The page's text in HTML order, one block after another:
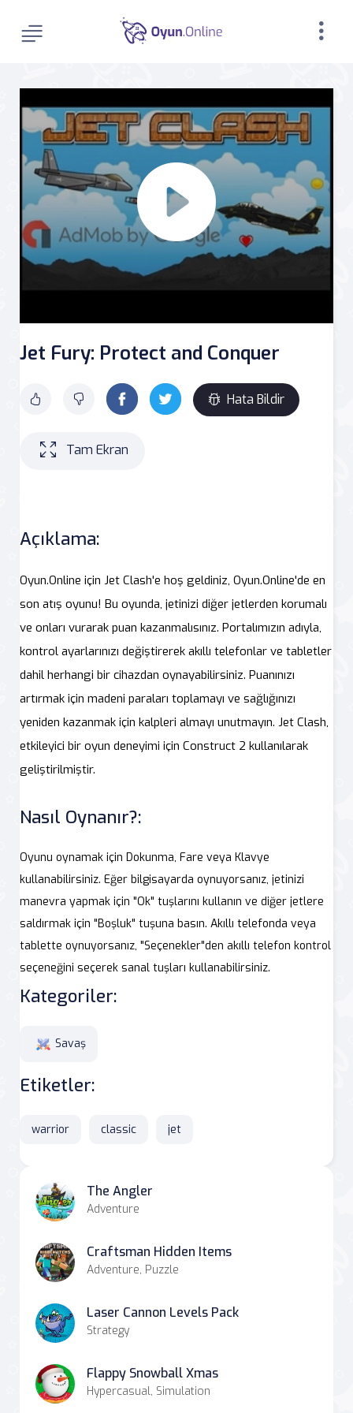
Jet Fury: Protect and Conquer
Hata Bildir
Tam Ekran
Açıklama:
Oyun.Online için Jet Clash'e hoş geldiniz, Oyun.Online'de en
son atış oyunu! Bu oyunda, jetinizi diğer jetlerden korumalı
ve onları vurarak puan kazanmalısınız. Portalımızın adıyla,
kontrol ayarlarınızı değiştirerek akıllı telefonlar ve tabletler
dahil herhangi bir cihazdan oynayabilirsiniz. Puanınızı
artırmak için madeni paraları toplamayı ve sağlığınızı
yeniden kazanmak için kalpleri almayı unutmayın. Jet Clash,
etkileyici bir oyun deneyimi için Construct 2 kullanılarak
geliştirilmiştir.
Nasıl Oynanır?:
Oyunu oynamak için Dokunma, Fare veya Klavye
kullanabilirsiniz. Eğer bilgisayarda oynuyorsanız, jetinizi
manevra yapmak için "Ok" tuşlarını kullanın ve diğer jetlere
saldırmak için "Boşluk" tuşuna basın. Akıllı telefonda veya
tablette oynuyorsanız, "Seçenekler"den akıllı telefon kontrol
seçeneğini seçerek sanal tuşları kullanabilirsiniz.
Kategoriler:
Savaş
Etiketler:
warrior classic jet
The Angler
Adventure
Craftsman Hidden Items
Adventure, Puzzle
Laser Cannon Levels Pack
Strategy
Flappy Snowball Xmas
Hypercasual, Simulation